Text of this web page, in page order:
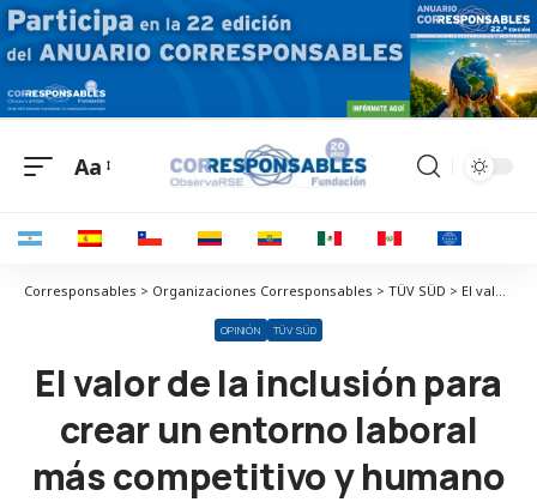
Aa
Corresponsables > Organizaciones Corresponsables > TÜV SÜD > El valor de la inclusión para crear un entorno laboral más competitivo y humano
OPINIÓN TÜV SÜD
El valor de la inclusión para
crear un entorno laboral
más competitivo y humano